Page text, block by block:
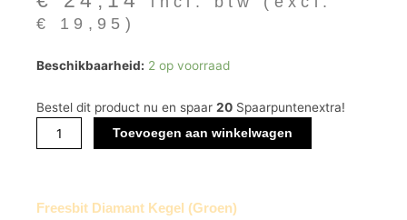
€
19,95 )
Beschikbaarheid: 2 op voorraad
Bestel dit product nu en spaar 20 Spaarpuntenextra!
Freesbit
Kegel
aantal
Toevoegen aan winkelwagen
Freesbit Diamant Kegel (groen)